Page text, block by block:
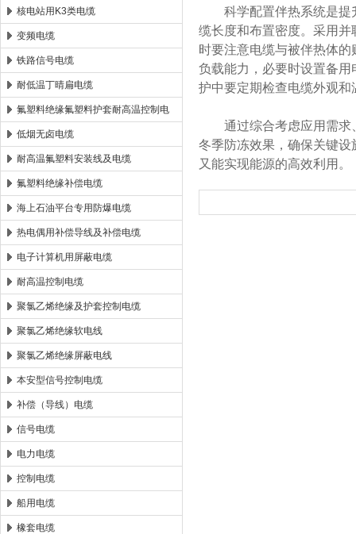
核电站用K3类电缆
变频电缆
铁路信号电缆
耐低温丁晴扁电缆
氟塑料绝缘氟塑料护套耐高温控制电
缆
低烟无卤电缆
耐高温氟塑料安装线及电缆
氟塑料绝缘补偿电缆
海上石油平台专用防爆电缆
热电偶用补偿导线及补偿电缆
电子计算机用屏蔽电缆
耐高温控制电缆
聚氯乙烯绝缘及护套控制电缆
聚氯乙烯绝缘软电线
聚氯乙烯绝缘屏蔽电线
本安型信号控制电缆
补偿（导线）电缆
信号电缆
电力电缆
控制电缆
船用电缆
橡套电缆
科学配置伴热系统是提升
缆长度和布置密度。采用
时要注意电缆与被伴热体
负载能力，必要时设置备
护中要定期检查电缆外观
通过综合考虑应用需求
冬季防冻效果，确保关键
又能实现能源的高效利用。